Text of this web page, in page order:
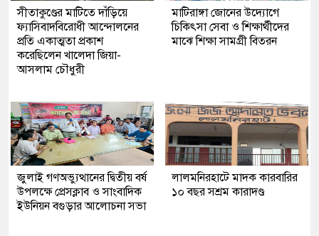
সীতাকুণ্ডের মাটিতে দাঁড়িয়ে
ফ্যাসিবাদবিরোধী আন্দোলনের
প্রতি একাত্মতা প্রকাশ
করেছিলেন খালেদা জিয়া-
আসলাম চৌধুরী
মাটিরাঙ্গা জোনের উদ্যোগে
চিকিৎসা সেবা ও শিক্ষার্থীদের
মাঝে শিক্ষা সামগ্রী বিতরন
জুলাই গণঅভ্যুত্থানের দ্বিতীয় বর্ষ
উপলক্ষে প্রেসক্লাব ও সাংবাদিক
ইউনিয়ন বগুড়ার আলোচনা সভা
লালমনিরহাটে মাদক কারবারির
১০ বছর সশ্রম কারাদণ্ড